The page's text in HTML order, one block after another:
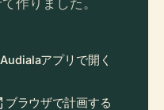
Audialaアプリで開く
ブラウザで計画する